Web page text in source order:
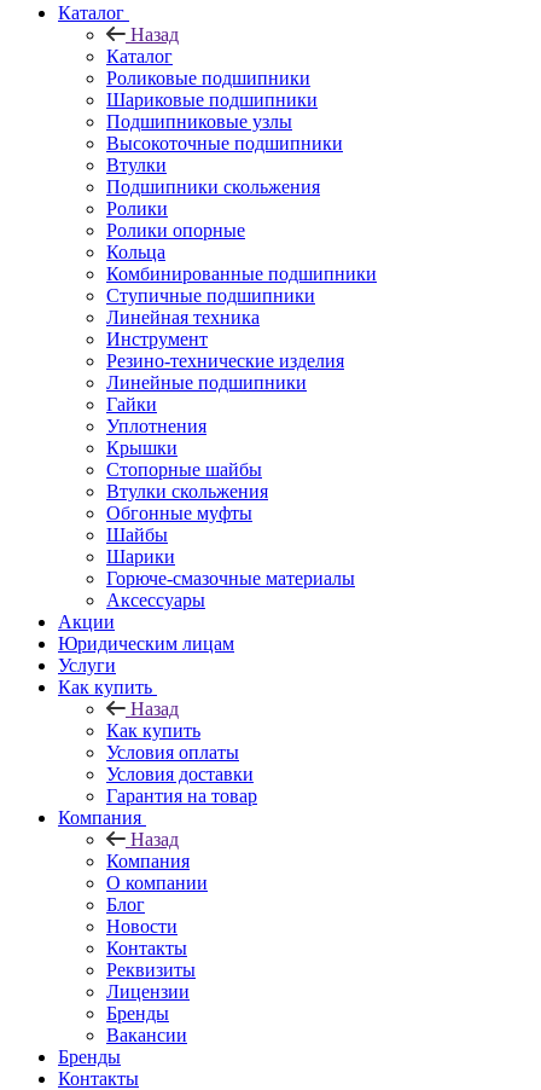
Каталог
Назад
Каталог
Роликовые подшипники
Шариковые подшипники
Подшипниковые узлы
Высокоточные подшипники
Втулки
Подшипники скольжения
Ролики
Ролики опорные
Кольца
Комбинированные подшипники
Ступичные подшипники
Линейная техника
Инструмент
Резино-технические изделия
Линейные подшипники
Гайки
Уплотнения
Крышки
Стопорные шайбы
Втулки скольжения
Обгонные муфты
Шайбы
Шарики
Горюче-смазочные материалы
Аксессуары
Акции
Юридическим лицам
Услуги
Как купить
Назад
Как купить
Условия оплаты
Условия доставки
Гарантия на товар
Компания
Назад
Компания
О компании
Блог
Новости
Контакты
Реквизиты
Лицензии
Бренды
Вакансии
Бренды
Контакты